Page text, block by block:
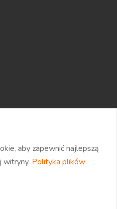
prawa zastrzeżone
aby zapewnić najlepszą
witryny. Polityka plików